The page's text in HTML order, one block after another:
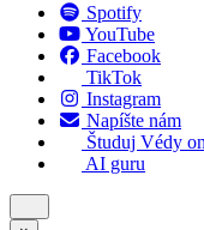
Spotify
YouTube
Facebook
TikTok
Instagram
Napíšte nám
Študuj Védy
AI guru